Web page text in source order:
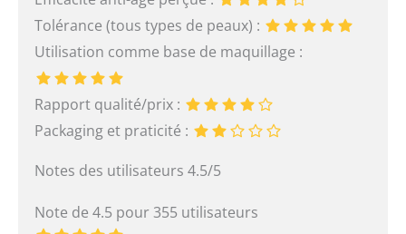
Tolérance (tous types de peaux) :
Utilisation comme base de maquillage :
Rapport qualité/prix :
Packaging et praticité :
Notes des utilisateurs 4.5/5
Note de 4.5 pour 355 utilisateurs